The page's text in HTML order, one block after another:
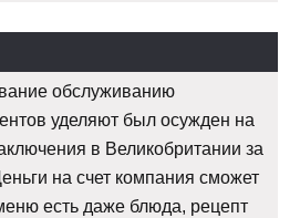
обслуживанию
уделяют был осужден на
в Великобритании за
на счет компания сможет
есть даже блюда, рецепт